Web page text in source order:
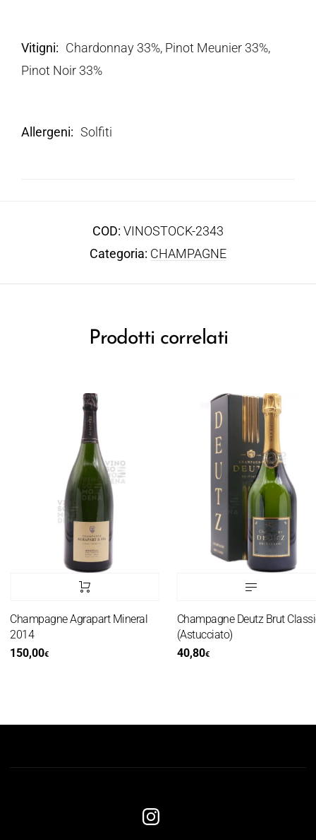
Vitigni
Chardonnay 33%, Pinot Meunier 33%,
Pinot Noir 33%
Allergeni Solfiti
COD: VINOSTOCK-2343
Categoria: CHAMPAGNE
Prodotti correlati
Agrapart Mineral
€
Champagne Deutz Brut Classic
(Astucciato)
40,80€